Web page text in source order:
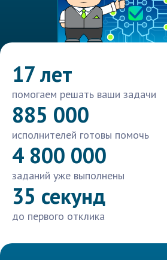
17 лет
помогаем решать ваши задачи
885 000
исполнителей готовы помочь
4 800 000
заданий уже выполнены
35 секунд
до первого отклика